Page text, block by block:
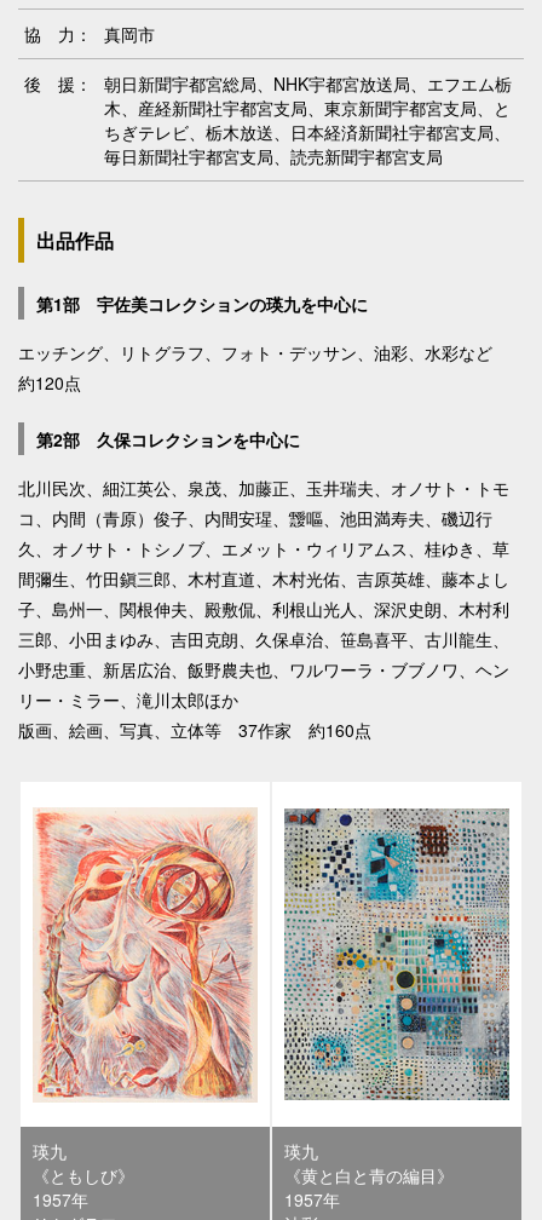
協 力： 真岡市
後 援：
朝日新聞宇都宮総局、NHK宇都宮放送局、エフエム栃
木、産経新聞社宇都宮支局、東京新聞宇都宮支局、と
ちぎテレビ、栃木放送、日本経済新聞社宇都宮支局、
毎日新聞社宇都宮支局、読売新聞宇都宮支局
出品作品
第1部 宇佐美コレクションの瑛九を中心に
エッチング、リトグラフ、フォト・デッサン、油彩、水彩など
約120点
第2部 久保コレクションを中心に
北川民次、細江英公、泉茂、加藤正、玉井瑞夫、オノサト・トモ
コ、内間（青原）俊子、内間安瑆、靉嘔、池田満寿夫、磯辺行
久、オノサト・トシノブ、エメット・ウィリアムス、桂ゆき、草
間彌生、竹田鎭三郎、木村直道、木村光佑、吉原英雄、藤本よし
子、島州一、関根伸夫、殿敷侃、利根山光人、深沢史朗、木村利
三郎、小田まゆみ、吉田克朗、久保卓治、笹島喜平、古川龍生、
小野忠重、新居広治、飯野農夫也、ワルワーラ・ブブノワ、ヘン
リー・ミラー、滝川太郎ほか
版画、絵画、写真、立体等 37作家 約160点
瑛九
《ともしび》
1957年
瑛九
《黄と白と青の編目》
1957年